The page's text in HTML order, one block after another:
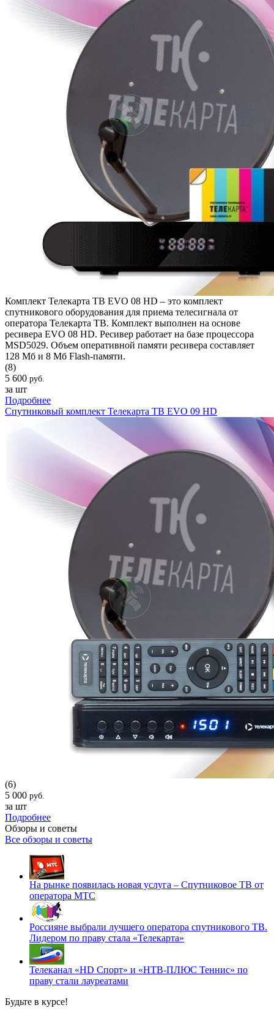
Комплект Телекарта ТВ EVO 08 HD – это комплект
спутникового оборудования для приема телесигнала от
оператора Телекарта ТВ. Комплект выполнен на основе
ресивера EVO 08 HD. Ресивер работает на базе процессора
MSD5029. Объем оперативной памяти ресивера составляет
128 Мб и 8 Мб Flash-памяти.
(8)
5 600 руб.
за шт
Подробнее
Спутниковый комплект Телекарта ТВ EVO 09 HD
(6)
5 000 руб.
за шт
Подробнее
Обзоры и советы
Все обзоры и советы
На рынке появилась новая услуга – Спутниковое ТВ от
оператора МТС
Россияне выбрали лучшего оператора спутникового ТВ.
Лидером по праву стала «Телекарта»
Телеканал «HD Спорт» и «НТВ-ПЛЮС Теннис» по
праву стали лауреатами
Будьте в курсе!